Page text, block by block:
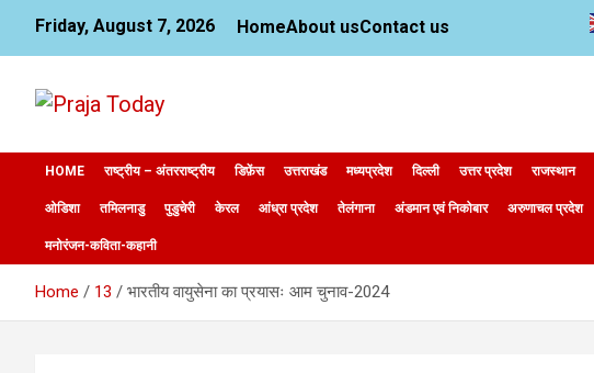
content
Friday, August 7, 2026 HomeAbout usContact us
Praja Today
HOME राष्ट्रीय – अंतरराष्ट्रीय डिफ़ेंस उत्तराखंड मध्यप्रदेश दिल्ली उत्तर प्रदेश राजस्थान
ओडिशा तमिलनाडु पुडुचेरी केरल आंध्रा प्रदेश तेलंगाना अंडमान एवं निकोबार अरुणाचल प्रदेश
मनोरंजन-कविता-कहानी
Home 13 भारतीय वायुसेना का प्रयासः आम चुनाव-2024